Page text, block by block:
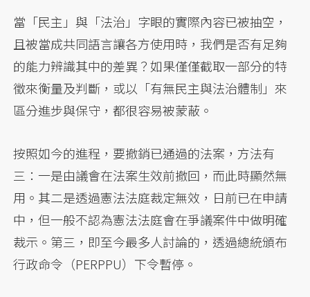
當「民主」與「法治」字眼的實際內容已被抽空，
且被當成共同語言讓各方使用時，我們是否有足夠
的能力辨識其中的差異？如果僅僅截取一部分的特
徵來衡量及判斷，或以「有無民主與法治體制」來
區分進步與保守，都很容易被蒙蔽。
按照如今的進程，要撤銷已通過的法案，方法有
三：一是由議會在法案生效前撤回，而此時顯然無
用。其二是透過憲法法庭裁定無效，日前已在申請
中，但一般不認為憲法法庭會在爭議案件中做明確
裁示。第三，即至今最多人討論的，透過總統頒布
行政命令（PERPPU）下令暫停。